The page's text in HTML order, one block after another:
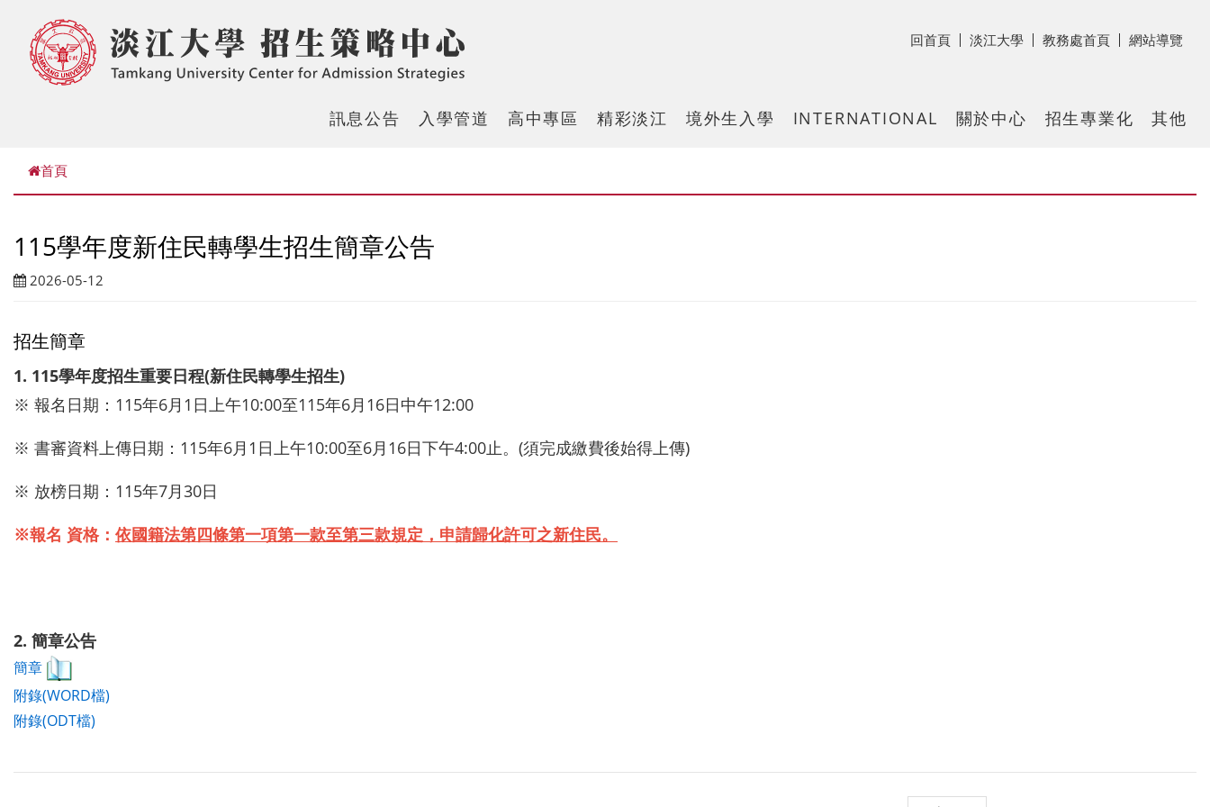
回首頁 淡江大學 教務處首頁 網站導覽
訊息公告 入學管道 高中專區 精彩淡江 境外生入學 INTERNATIONAL 關於中心 招生專業化 其他
首頁
115學年度新住民轉學生招生簡章公告
2026-05-12
招生簡章
1. 115學年度招生重要日程(新住民轉學生招生)
※ 報名日期：115年6月1日上午10:00至115年6月16日中午12:00
※ 書審資料上傳日期：115年6月1日上午10:00至6月16日下午4:00止。(須完成繳費後始得上傳)
※ 放榜日期：115年7月30日
※報名 資格： 依國籍法第四條第一項第一款至第三款規定，申請歸化許可之新住民。
2. 簡章公告
簡章
附錄(WORD檔)
附錄(ODT檔)